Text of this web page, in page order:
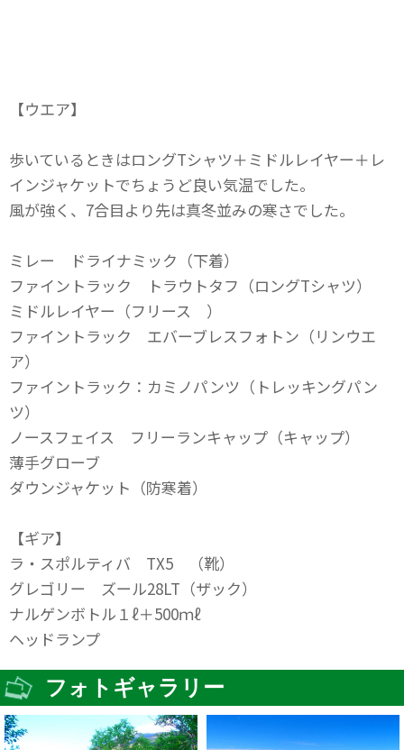
【ウエア】
歩いているときはロングTシャツ＋ミドルレイヤー＋レ
インジャケットでちょうど良い気温でした。
風が強く、7合目より先は真冬並みの寒さでした。
ミレー ドライナミック（下着）
ファイントラック トラウトタフ（ロングTシャツ）
ミドルレイヤー（フリース ）
ファイントラック エバーブレスフォトン（リンウエ
ア）
ファイントラック：カミノパンツ（トレッキングパン
ツ）
ノースフェイス フリーランキャップ（キャップ）
薄手グローブ
ダウンジャケット（防寒着）
【ギア】
ラ・スポルティバ TX5 （靴）
グレゴリー ズール28LT（ザック）
ナルゲンボトル１ℓ＋500ｍℓ
ヘッドランプ
フォトギャラリー